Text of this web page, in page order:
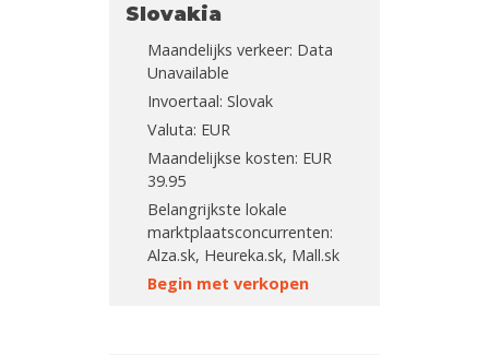
Slovakia
Maandelijks verkeer: Data
Unavailable
Invoertaal: Slovak
Valuta: EUR
Maandelijkse kosten: EUR
39.95
Belangrijkste lokale
marktplaatsconcurrenten:
Alza.sk, Heureka.sk, Mall.sk
Begin met verkopen